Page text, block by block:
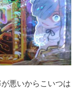
が悪いからこいつは